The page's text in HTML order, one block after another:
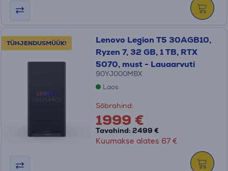
TÜHJENDUSMÜÜK!
Lenovo Legion T5 30AGB10,
Ryzen 7, 32 GB, 1 TB, RTX
5070, must - Lauaarvuti
90YJ000MBX
Laos
Sõbrahind:
1999 €
Tavahind: 2499 €
Kuumakse alates 67 €